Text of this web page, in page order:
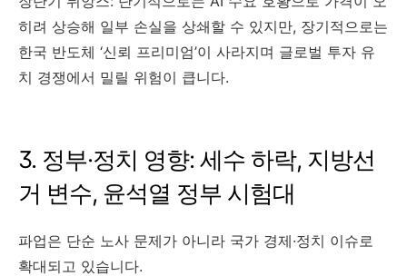
히려 상승해 일부 손실을 상쇄할 수 있지만, 장기적으로는
한국 반도체 ‘신뢰 프리미엄’이 사라지며 글로벌 투자 유
치 경쟁에서 밀릴 위험이 큽니다.
3. 정부·정치 영향: 세수 하락, 지방선
거 변수, 윤석열 정부 시험대
파업은 단순 노사 문제가 아니라 국가 경제·정치 이슈로
확대되고 있습니다.